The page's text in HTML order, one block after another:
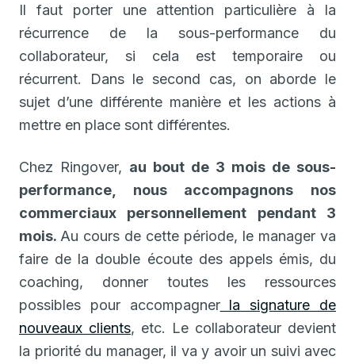
Il faut porter une attention particulière à la
récurrence de la sous-performance du
collaborateur, si cela est temporaire ou
récurrent. Dans le second cas, on aborde le
sujet d’une différente manière et les actions à
mettre en place sont différentes.
Chez Ringover, au bout de 3 mois de sous-
performance, nous accompagnons nos
commerciaux personnellement pendant 3
mois. Au cours de cette période, le manager va
faire de la double écoute des appels émis, du
coaching, donner toutes les ressources
possibles pour accompagnerla signature de
nouveaux clients, etc. Le collaborateur devient
la priorité du manager, il va y avoir un suivi avec